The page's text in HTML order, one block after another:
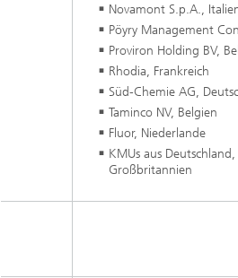
Novamont S.p.A.,
Pöyry Management
Proviron Holding BV,
Rhodia, Frankreich
Süd-Chemie AG,
Taminco NV, Belgien
Fluor, Niederlande
KMUs aus
Großbritannien